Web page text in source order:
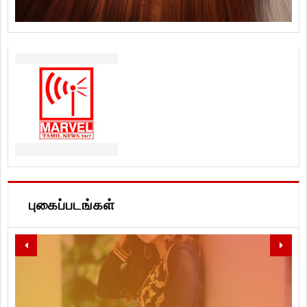
புகைப்படங்கள்
LET'S SPREAD LOVE, PEACE